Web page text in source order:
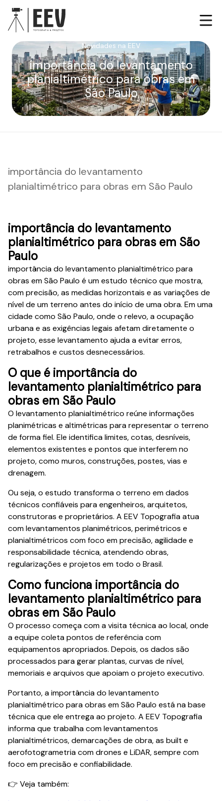
Novidades na EEV
importância do levantamento
planialtimétrico para obras em
São Paulo
importância do levantamento
planialtimétrico para obras em São Paulo
importância do levantamento
planialtimétrico para obras em São
Paulo
importância do levantamento planialtimétrico para
obras em São Paulo é um estudo técnico que mostra,
com precisão, as medidas horizontais e as variações de
nível de um terreno antes do início de uma obra. Em uma
cidade como São Paulo, onde o relevo, a ocupação
urbana e as exigências legais afetam diretamente o
projeto, esse levantamento ajuda a evitar erros,
retrabalhos e custos desnecessários.
O que é importância do
levantamento planialtimétrico para
obras em São Paulo
O levantamento planialtimétrico reúne informações
planimétricas e altimétricas para representar o terreno
de forma fiel. Ele identifica limites, cotas, desníveis,
elementos existentes e pontos que interferem no
projeto, como muros, construções, postes, vias e
drenagem.
Ou seja, o estudo transforma o terreno em dados
técnicos confiáveis para engenheiros, arquitetos,
construtoras e proprietários. A EEV Topografia atua
com levantamentos planimétricos, perimétricos e
planialtimétricos com foco em precisão, agilidade e
responsabilidade técnica, atendendo obras,
regularizações e projetos em todo o Brasil.
Como funciona importância do
levantamento planialtimétrico para
obras em São Paulo
O processo começa com a visita técnica ao local, onde
a equipe coleta pontos de referência com
equipamentos apropriados. Depois, os dados são
processados para gerar plantas, curvas de nível,
memoriais e arquivos que apoiam o projeto executivo.
Portanto, a importância do levantamento
planialtimétrico para obras em São Paulo está na base
técnica que ele entrega ao projeto. A EEV Topografia
informa que trabalha com levantamentos
planialtimétricos, demarcações de obra, as built e
aerofotogrametria com drones e LiDAR, sempre com
foco em precisão e confiabilidade.
👉 Veja também: